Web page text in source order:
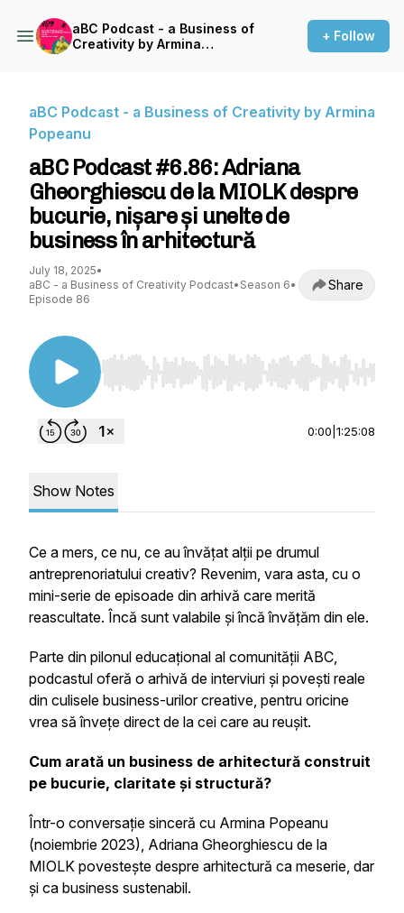
aBC Podcast - a Business of
Creativity by Armina
+ Follow
aBC Podcast - a Business of Creativity by Armina
Popeanu
aBC Podcast #6.86: Adriana
Gheorghiescu de la MIOLK despre
bucurie, nișare și unelte de
business în arhitectură
July 18, 2025•
aBC - a Business of Creativity Podcast• Season 6•
Episode 86
Share
Use Left/Right to seek, Home/End to jump to
0:00 1:25:08
Show Notes
Ce a mers, ce nu, ce au învățat alții pe drumul
antreprenoriatului creativ? Revenim, vara asta, cu o
mini-serie de episoade din arhivă care merită
reascultate. Încă sunt valabile și încă învățăm din ele.
Parte din pilonul educațional al comunității ABC,
podcastul oferă o arhivă de interviuri și povești reale
din culisele business-urilor creative, pentru oricine
vrea să învețe direct de la cei care au reușit.
Cum arată un business de arhitectură construit
pe bucurie, claritate și structură?
Într-o conversație sinceră cu Armina Popeanu
(noiembrie 2023), Adriana Gheorghiescu de la
MIOLK povestește despre arhitectură ca meserie, dar
și ca business sustenabil.